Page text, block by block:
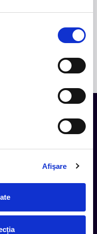
Afişare
M., revine în fața
și succes
direct in
primul la care ajung